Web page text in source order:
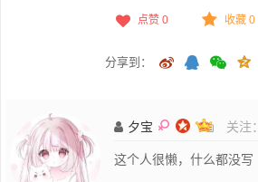
点赞 0 收藏 0
分享到：
夕宝 关注：
这个人很懒，什么都没写